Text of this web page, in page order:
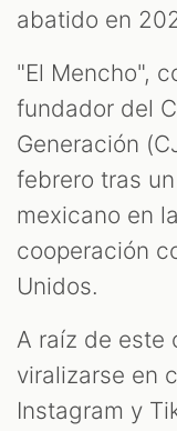
abatido en
"El Mencho",
fundador del
Generación
febrero tras
mexicano en
cooperación
Unidos.
A raíz de este
viralizarse en
Instagram y